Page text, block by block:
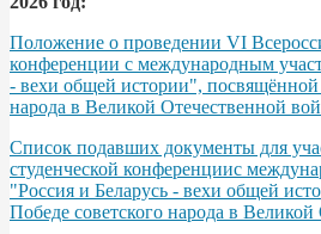
Положение о проведении VI
конференции с международным
- вехи общей истории", посвящённой
народа в Великой Отечественной
Список подавших документы для
студенческой конференциис
"Россия и Беларусь - вехи общей
Победе советского народа в